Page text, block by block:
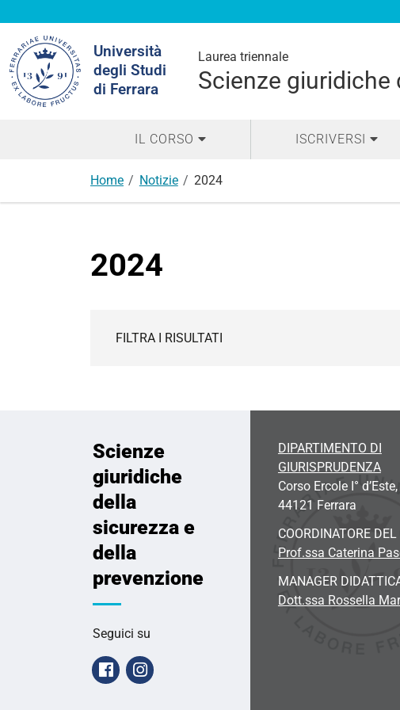
Università
degli Studi
di Ferrara
Laurea triennale
Scienze giuridiche
nel
sito
IL CORSO ISCRIVERSI
Home Notizie 2024
2024
FILTRA I RISULTATI
Scienze
giuridiche
della
sicurezza e
della
prevenzione
Seguici su
FacebookInstagram
DIPARTIMENTO DI
GIURISPRUDENZA
Corso Ercole I°
44121 Ferrara
COORDINATORE DEL
Prof.ssa Caterina
MANAGER
Dott.ssa Rossella